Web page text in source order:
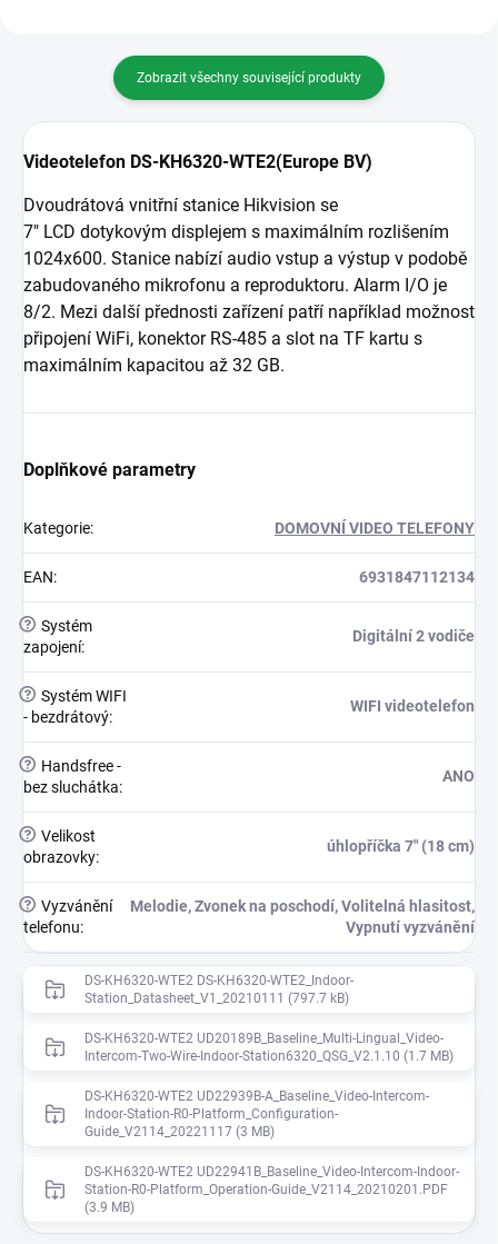
Zobrazit všechny související produkty
Videotelefon DS-KH6320-WTE2(Europe BV)
Dvoudrátová vnitřní stanice Hikvision se
7" LCD dotykovým displejem s maximálním rozlišením
1024x600. Stanice nabízí audio vstup a výstup v podobě
zabudovaného mikrofonu a reproduktoru. Alarm I/O je
8/2. Mezi další přednosti zařízení patří například možnost
připojení WiFi, konektor RS-485 a slot na TF kartu s
maximálním kapacitou až 32 GB.
Doplňkové parametry
Kategorie: DOMOVNÍ VIDEO TELEFONY
EAN: 6931847112134
? Systém
zapojení:
Digitální 2 vodiče
? Systém WIFI
- bezdrátový:
WIFI videotelefon
?
Handsfree -
bez sluchátka:
ANO
? Velikost
obrazovky:
úhlopříčka 7" (18 cm)
? Vyzvánění
telefonu:
Melodie, Zvonek na poschodí, Volitelná hlasitost,
Vypnutí vyzvánění
DS-KH6320-WTE2 DS-KH6320-WTE2_Indoor-
Station_Datasheet_V1_20210111 (797.7 kB)
DS-KH6320-WTE2 UD20189B_Baseline_Multi-Lingual_Video-
Intercom-Two-Wire-Indoor-Station6320_QSG_V2.1.10 (1.7 MB)
DS-KH6320-WTE2 UD22939B-A_Baseline_Video-Intercom-
Indoor-Station-R0-Platform_Configuration-
Guide_V2114_20221117 (3 MB)
DS-KH6320-WTE2 UD22941B_Baseline_Video-Intercom-Indoor-
Station-R0-Platform_Operation-Guide_V2114_20210201.PDF
(3.9 MB)